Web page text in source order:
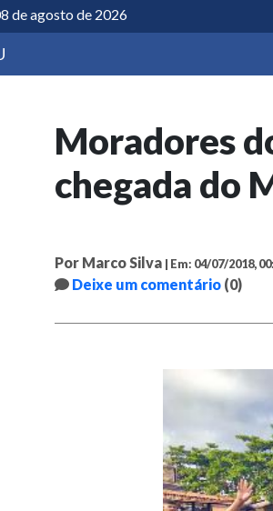
de agosto de 2026
Moradores
chegada do
Por Marco Silva | Em: 04/07/2018,
Deixe um comentário (0)